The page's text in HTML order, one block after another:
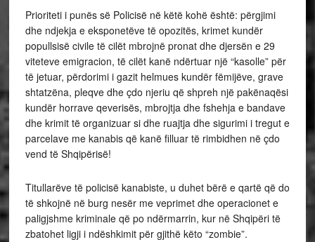
Prioriteti i punës së Policisë në këtë kohë është: përgjimi
dhe ndjekja e eksponetëve të opozitës, krimet kundër
popullsisë civile të cilët mbrojnë pronat dhe djersën e 29
viteteve emigracion, të cilët kanë ndërtuar një “kasolle” për
të jetuar, përdorimi i gazit helmues kundër fëmijëve, grave
shtatzëna, pleqve dhe çdo njeriu që shpreh një pakënaqësi
kundër horrave qeverisës, mbrojtja dhe fshehja e bandave
dhe krimit të organizuar si dhe ruajtja dhe sigurimi i tregut e
parcelave me kanabis që kanë filluar të rimbidhen në çdo
vend të Shqipërisë!
Titullarëve të policisë kanabiste, u duhet bërë e qartë që do
të shkojnë në burg nesër me veprimet dhe operacionet e
paligjshme kriminale që po ndërmarrin, kur në Shqipëri të
zbatohet ligji i ndëshkimit për gjithë këto “zombie”.